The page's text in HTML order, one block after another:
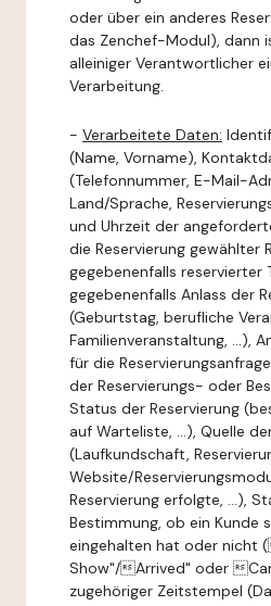
oder über ein anderes
das Zenchef-Modul), dann
alleiniger Verantwortlicher
Verarbeitung.
- Verarbeitete Daten:
(Name, Vorname),
(Telefonnummer, E-Mail-
Land/Sprache,
und Uhrzeit der
die Reservierung gewählter
gegebenenfalls reservierter
gegebenenfalls Anlass der
(Geburtstag, berufliche
Familienveranstaltung, ...),
für die
der Reservierungs- oder
Status der Reservierung
auf Warteliste, ...), Quelle
(Laufkundschaft,
Website/
Reservierung erfolgte, ...),
Bestimmung, ob ein Kunde
eingehalten hat oder nicht
Show"/Arrived" oder
zugehöriger Zeitstempel